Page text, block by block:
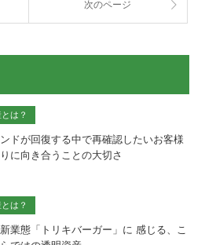
次のページ
は？
ドが回復する中で再確認したいお客様
に向き合うことの大切さ
は？
業態「トリキバーガー」に 感じる、こ